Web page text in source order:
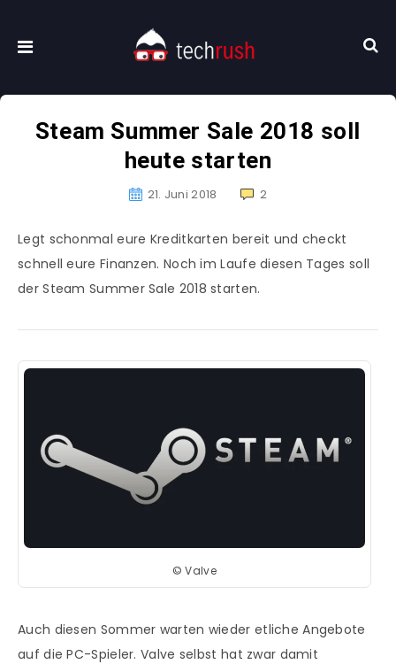
Steam Summer Sale 2018 soll
heute starten
21. Juni 2018 2
Legt schonmal eure Kreditkarten bereit und checkt
schnell eure Finanzen. Noch im Laufe diesen Tages soll
der Steam Summer Sale 2018 starten.
© Valve
Auch diesen Sommer warten wieder etliche Angebote
auf die PC-Spieler. Valve selbst hat zwar damit